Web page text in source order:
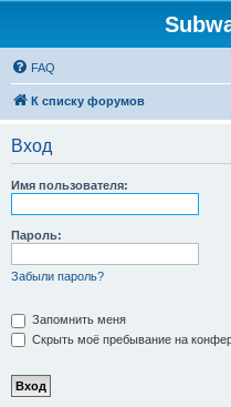
FAQ
К списку форумов
Вход
Имя пользователя:
Пароль:
Забыли пароль?
Запомнить меня
Скрыть моё пребывание на